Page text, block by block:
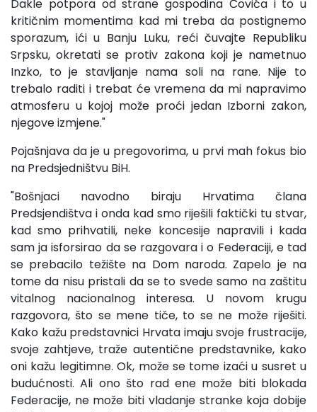
Dakle potpora od strane gospodina Čovića i to u
kritičnim momentima kad mi treba da postignemo
sporazum, ići u Banju Luku, reći čuvajte Republiku
Srpsku, okretati se protiv zakona koji je nametnuo
Inzko, to je stavljanje nama soli na rane. Nije to
trebalo raditi i trebat će vremena da mi napravimo
atmosferu u kojoj može proći jedan Izborni zakon,
njegove izmjene."
Pojašnjava da je u pregovorima, u prvi mah fokus bio
na Predsjedništvu BiH.
"Bošnjaci navodno biraju Hrvatima člana
Predsjendištva i onda kad smo riješili faktički tu stvar,
kad smo prihvatili, neke koncesije napravili i kada
sam ja isforsirao da se razgovara i o Federaciji, e tad
se prebacilo težište na Dom naroda. Zapelo je na
tome da nisu pristali da se to svede samo na zaštitu
vitalnog nacionalnog interesa. U novom krugu
razgovora, što se mene tiče, to se ne može riješiti.
Kako kažu predstavnici Hrvata imaju svoje frustracije,
svoje zahtjeve, traže autentične predstavnike, kako
oni kažu legitimne. Ok, može se tome izaći u susret u
budućnosti. Ali ono što rad ene može biti blokada
Federacije, ne može biti vladanje stranke koja dobije